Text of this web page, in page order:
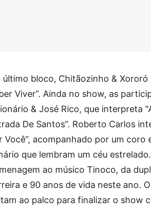
último bloco, Chitãozinho &
Viver”. Ainda no show, as
& José Rico, que interpreta
De Santos”. Roberto Carlos
Você”, acompanhado por um
que lembram um céu
ao músico Tinoco, da
e 90 anos de vida neste ano.
ao palco para finalizar o show